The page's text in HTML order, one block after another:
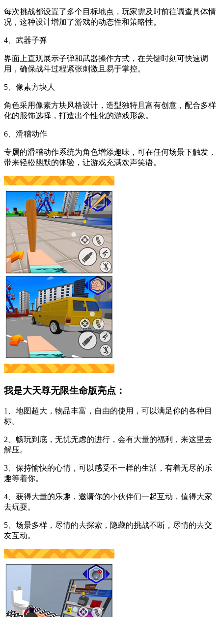
每次挑战都设置了多个目标地点，玩家需及时前往调查具体情
况，这种设计增加了游戏的动态性和策略性。
4、武器子弹
界面上直观展示子弹和武器操作方式，在关键时刻可快速调
用，确保战斗过程紧张刺激且易于掌控。
5、像素方块人
角色采用像素方块风格设计，造型独特且富有创意，配合多样
化的服饰选择，打造出个性化的游戏形象。
6、滑稽动作
专属的滑稽动作系统为角色增添趣味，可在任何场景下触发，
带来轻松幽默的体验，让游戏充满欢声笑语。
我是大天尊无限生命版亮点：
1、地图超大，物品丰富，自由的使用，可以满足你的各种目
标。
2、畅玩到底，无忧无虑的进行，会有大量的福利，来这里去
解压。
3、保持愉快的心情，可以感受不一样的生活，有着无尽的乐
趣等着你。
4、获得大量的乐趣，邀请你的小伙伴们一起互动，值得大家
去玩耍。
5、场景多样，尽情的去探索，隐藏的挑战不断，尽情的去交
友互动。